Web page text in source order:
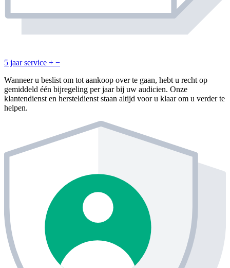
5 jaar service + −
Wanneer u beslist om tot aankoop over te gaan, hebt u recht op
gemiddeld één bijregeling per jaar bij uw audicien. Onze
klantendienst en hersteldienst staan altijd voor u klaar om u verder te
helpen.